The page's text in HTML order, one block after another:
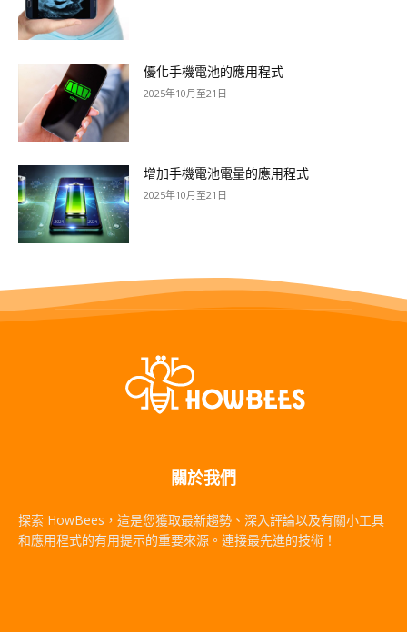
優化手機電池的應用程式
2025年10月至21日
增加手機電池電量的應用程式
2025年10月至21日
關於我們
探索 HowBees，這是您獲取最新趨勢、深入評論以及有關小工具
和應用程式的有用提示的重要來源。連接最先進的技術！